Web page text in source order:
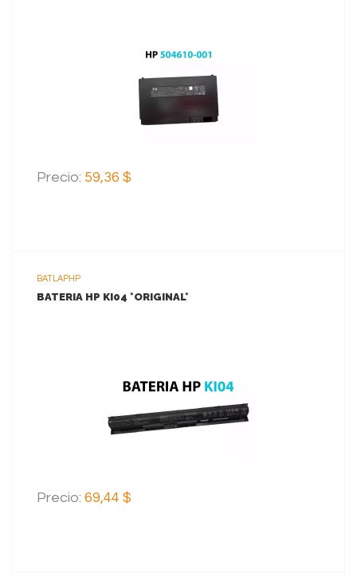
AGREGAR AL CARRITO
Precio: 59,36 $
BATLAPHP
BATERIA HP KI04 *ORIGINAL*
Precio: 69,44 $